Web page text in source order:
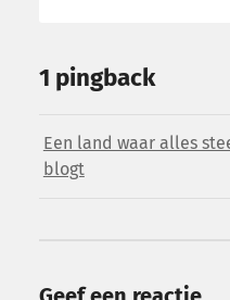
1 pingback
Een land waar alles
blogt